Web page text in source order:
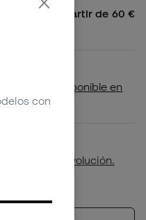
a partir de 60 €
está disponible en
política de devolución.
con